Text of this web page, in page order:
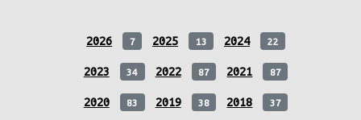
2026 7 2025 13 2024 22
2023 34 2022 87 2021 87
2020 83 2019 38 2018 37